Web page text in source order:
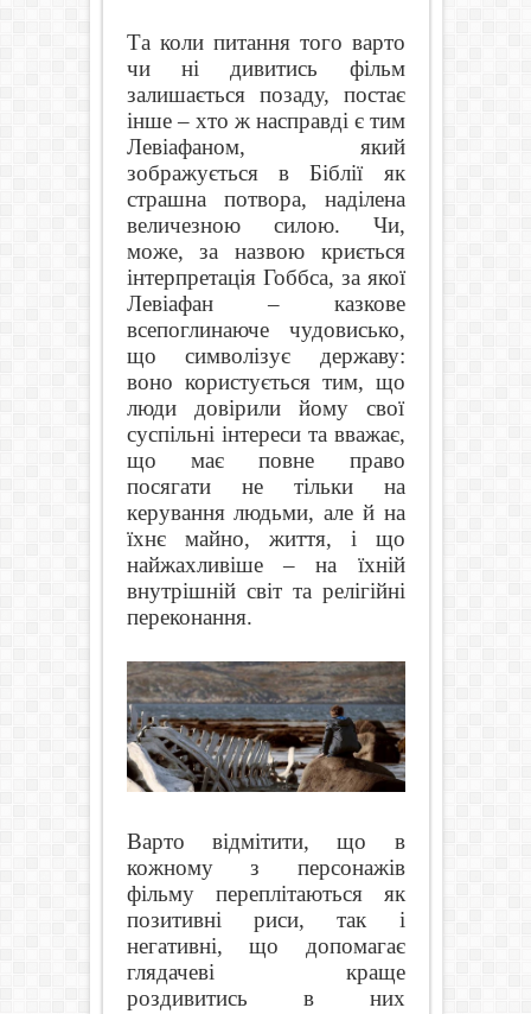
Та коли питання того варто
чи ні дивитись фільм
залишається позаду, постає
інше – хто ж насправді є тим
Левіафаном, який
зображується в Біблії як
страшна потвора, наділена
величезною силою. Чи,
може, за назвою криється
інтерпретація Гоббса, за якої
Левіафан – казкове
всепоглинаюче чудовисько,
що символізує державу:
воно користується тим, що
люди довірили йому свої
суспільні інтереси та вважає,
що має повне право
посягати не тільки на
керування людьми, але й на
їхнє майно, життя, і що
найжахливіше – на їхній
внутрішній світ та релігійні
переконання.
Варто відмітити, що в
кожному з персонажів
фільму переплітаються як
позитивні риси, так і
негативні, що допомагає
глядачеві краще
роздивитись в них